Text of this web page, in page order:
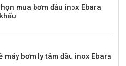
mua bơm đầu inox Ebara
máy bơm ly tâm đầu inox Ebara